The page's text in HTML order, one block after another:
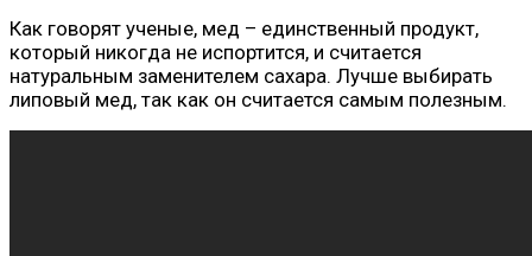
Как говорят ученые, мед – единственный продукт,
который никогда не испортится, и считается
натуральным заменителем сахара. Лучше выбирать
липовый мед, так как он считается самым полезным.